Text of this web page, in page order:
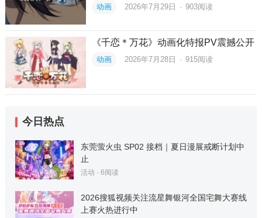
动画 2026年7月29日 · 903阅读
《千恋＊万花》动画化特报PV震撼公开
动画 2026年7月28日 · 915阅读
今日热点
东莞萤火虫 SP02 接档｜夏日漫展戒断计划中
止
活动 · 6阅读
2026搜狐视频关注流星舞银河全国宅舞大赛线
上赛火热进行中